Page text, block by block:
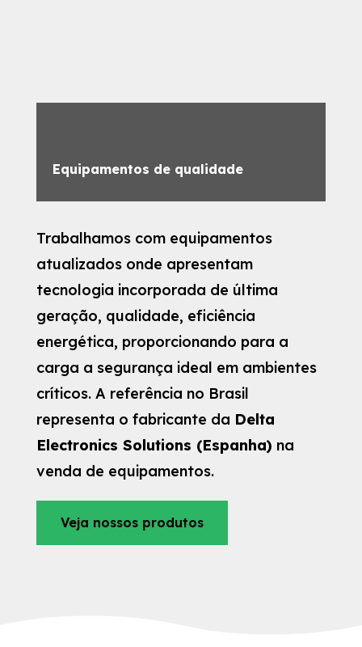
Equipamentos de qualidade
Trabalhamos com equipamentos
atualizados onde apresentam
tecnologia incorporada de última
geração, qualidade, eficiência
energética, proporcionando para a
carga a segurança ideal em ambientes
críticos. A referência no Brasil
representa o fabricante da Delta
Electronics Solutions (Espanha) na
venda de equipamentos.
Veja nossos produtos